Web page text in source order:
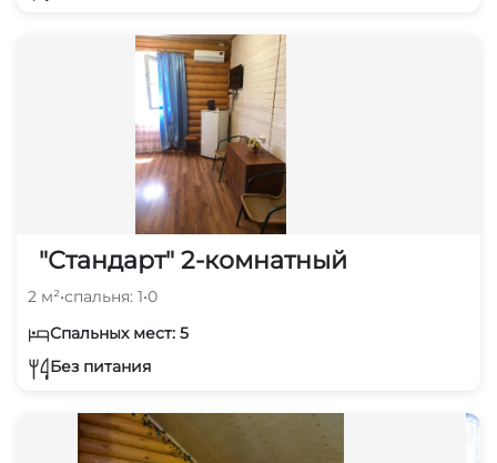
"Стандарт" 2-комнатный
2 м²•спальня: 1•0
Спальных мест: 5
Без питания